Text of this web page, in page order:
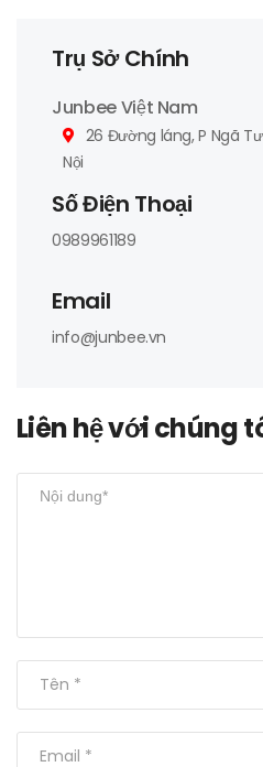
Trụ Sở Chính
Junbee Việt Nam
26 Đường láng, P Ngã
Nội
Số Điện Thoại
0989961189
Email
info@junbee.vn
Liên hệ với chúng